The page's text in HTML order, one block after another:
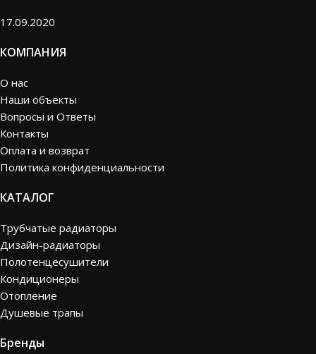
17.09.2020
КОМПАНИЯ
О нас
Наши объекты
Вопросы и Ответы
Контакты
Оплата и возврат
Политика конфиденциальности
КАТАЛОГ
Трубчатые радиаторы
Дизайн-радиаторы
Полотенцесушители
Кондиционеры
Отопление
Душевые трапы
Бренды